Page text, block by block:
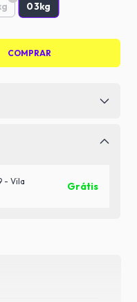
03kg
- Vila
Grátis